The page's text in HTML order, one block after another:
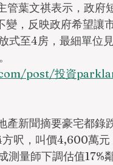
管葉文祺表示，政
，反映政府希望讓
式至4房，最細單位
post/投資
產新聞摘要豪宅都錄
呎，叫價4,600萬
測量師下調估值17%